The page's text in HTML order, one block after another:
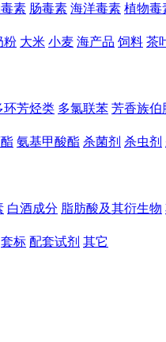
素 肠毒素 海洋毒素 植物毒
粉 大米 小麦 海产品 饲料 茶
环芳烃类 多氯联苯 芳香族伯
氨基甲酸酯 杀菌剂 杀虫剂
白酒成分 脂肪酸及其衍生物
套标 配套试剂 其它